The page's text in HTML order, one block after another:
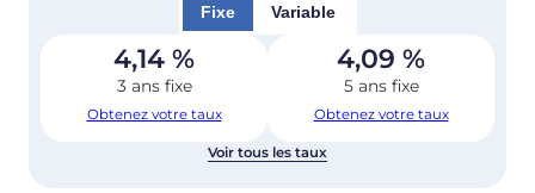
Fixe Variable
4,14 %
3 ans fixe
Obtenez votre taux
4,09 %
5 ans fixe
Obtenez votre taux
Voir tous les taux